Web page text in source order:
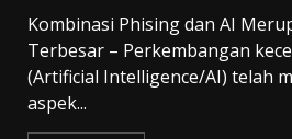
Kombinasi Phising dan AI
Terbesar – Perkembangan
(Artificial Intelligence/AI) telah
aspek...